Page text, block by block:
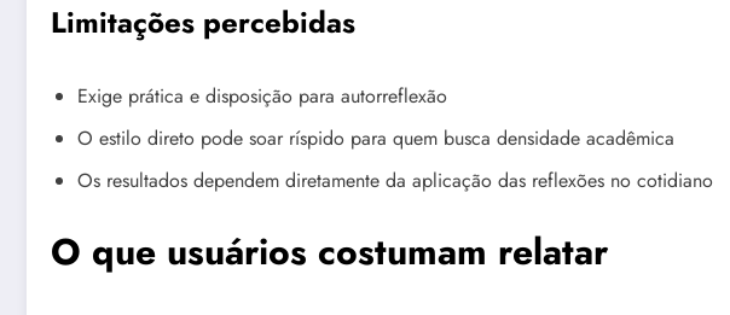
Limitações percebidas
Exige prática e disposição para autorreflexão
O estilo direto pode soar ríspido para quem busca densidade acadêmica
Os resultados dependem diretamente da aplicação das reflexões no cotidiano
O que usuários costumam relatar